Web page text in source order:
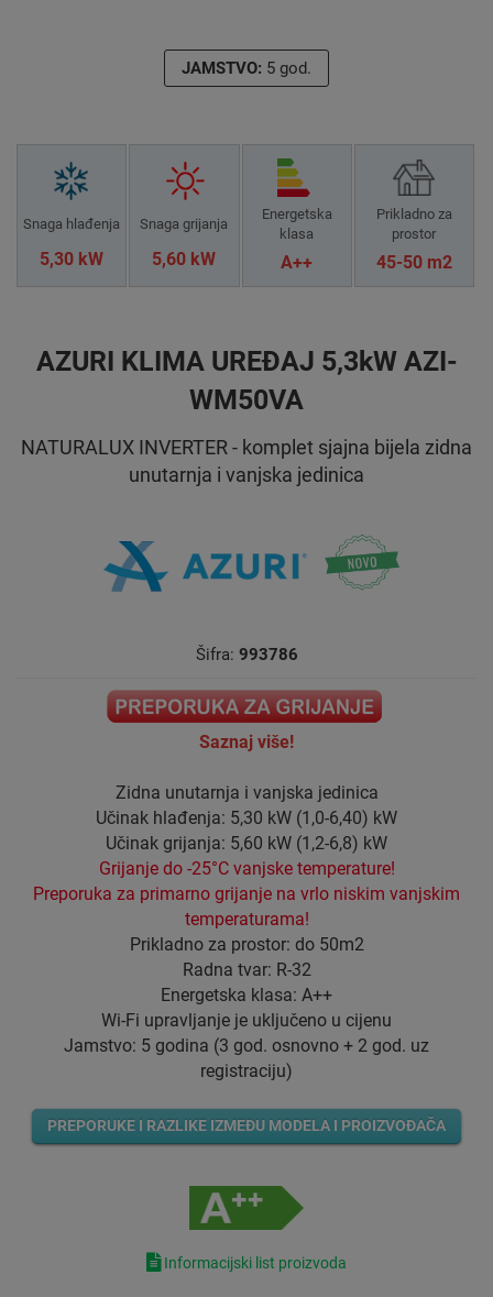
JAMSTVO: 5 god.
Snaga hlađenja
5,30 kW
Snaga grijanja
5,60 kW
Energetska
klasa
A++
Prikladno za
prostor
45-50 m2
AZURI KLIMA UREĐAJ 5,3kW AZI-
WM50VA
NATURALUX INVERTER - komplet sjajna bijela zidna
unutarnja i vanjska jedinica
Šifra: 993786
Saznaj više!
Zidna unutarnja i vanjska jedinica
Učinak hlađenja: 5,30 kW (1,0-6,40) kW
Učinak grijanja: 5,60 kW (1,2-6,8) kW
Grijanje do -25°C vanjske temperature!
Preporuka za primarno grijanje na vrlo niskim vanjskim
temperaturama!
Prikladno za prostor: do 50m2
Radna tvar: R-32
Energetska klasa: A++
Wi-Fi upravljanje je uključeno u cijenu
Jamstvo: 5 godina (3 god. osnovno + 2 god. uz
registraciju)
PREPORUKE I RAZLIKE IZMEĐU MODELA I PROIZVOĐAČA
Informacijski list proizvoda